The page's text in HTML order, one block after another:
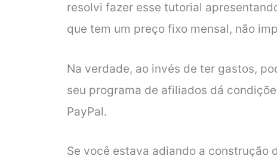
resolvi fazer esse tutorial
que tem um preço fixo mensal, não
Na verdade, ao invés de ter gastos,
seu programa de afiliados dá
PayPal.
Se você estava adiando a construção